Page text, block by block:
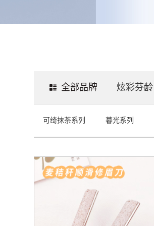
全部品牌 炫彩芬龄
可绮抹茶系列 暮光系列